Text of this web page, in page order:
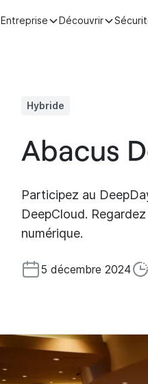
Entreprise Découvrir
Hybride
Abacus
Participez au
DeepCloud.
numérique.
5 décembre 2024